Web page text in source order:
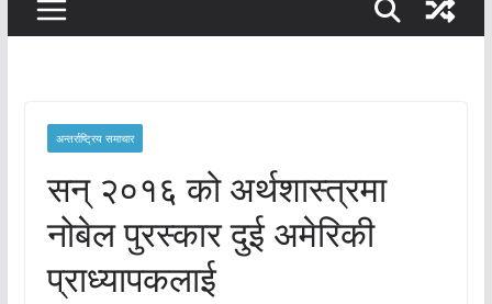
अन्तर्राष्ट्रिय समाचार
सन् २०१६ को अर्थशास्त्रमा
नोबेल पुरस्कार दुई अमेरिकी
प्राध्यापकलाई